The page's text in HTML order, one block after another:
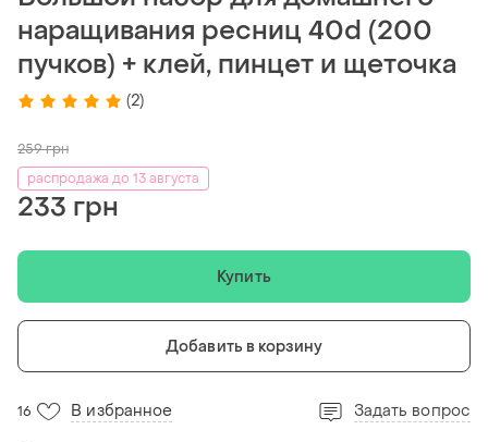
наращивания ресниц 40d (200
пучков) + клей, пинцет и щеточка
(2)
259грн
распродажа до 13 августа
233 грн
Купить
Добавить в корзину
16 В избранное Задать вопрос